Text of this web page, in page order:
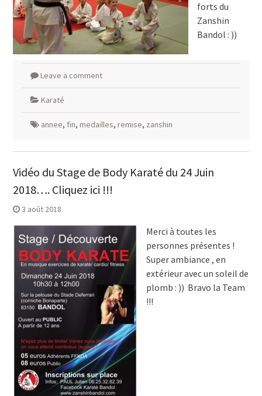
forts du
Zanshin
Bandol : ))
Leave a comment
Karaté
annee, fin, medailles, remise, zanshin
Vidéo du Stage de Body Karaté du 24 Juin
2018…. Cliquez ici !!!
3 août 2018
Merci à toutes les
personnes présentes !
Super ambiance , en
extérieur avec un soleil de
plomb : )) Bravo la Team
!!!